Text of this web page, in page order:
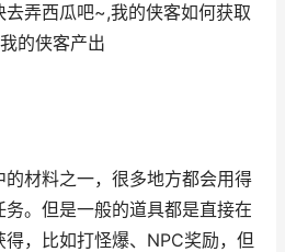
弄西瓜吧~,我的侠客如何获取
的侠客产出
材料之一，很多地方都会用得
。但是一般的道具都是直接在
，比如打怪爆、NPC奖励，但